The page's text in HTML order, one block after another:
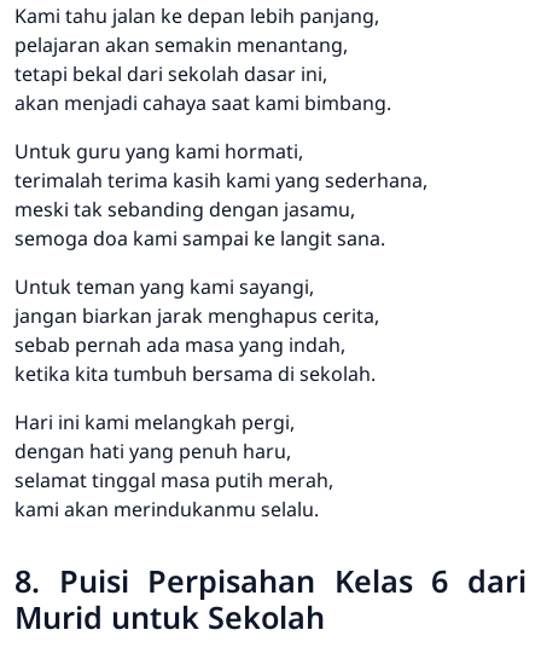
Kami tahu jalan ke depan lebih panjang,
pelajaran akan semakin menantang,
tetapi bekal dari sekolah dasar ini,
akan menjadi cahaya saat kami bimbang.
Untuk guru yang kami hormati,
terimalah terima kasih kami yang sederhana,
meski tak sebanding dengan jasamu,
semoga doa kami sampai ke langit sana.
Untuk teman yang kami sayangi,
jangan biarkan jarak menghapus cerita,
sebab pernah ada masa yang indah,
ketika kita tumbuh bersama di sekolah.
Hari ini kami melangkah pergi,
dengan hati yang penuh haru,
selamat tinggal masa putih merah,
kami akan merindukanmu selalu.
8. Puisi Perpisahan Kelas 6 dari
Murid untuk Sekolah